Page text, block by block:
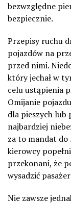
bezwzględne
bezpiecznie.
Przepisy ruchu
pojazdów na
przed nimi.
który jechał w
celu ustąpienia
Omijanie
dla pieszych lub
najbardziej
za to mandat do
kierowcy
przekonani, że
wysadzić
Nie zawsze